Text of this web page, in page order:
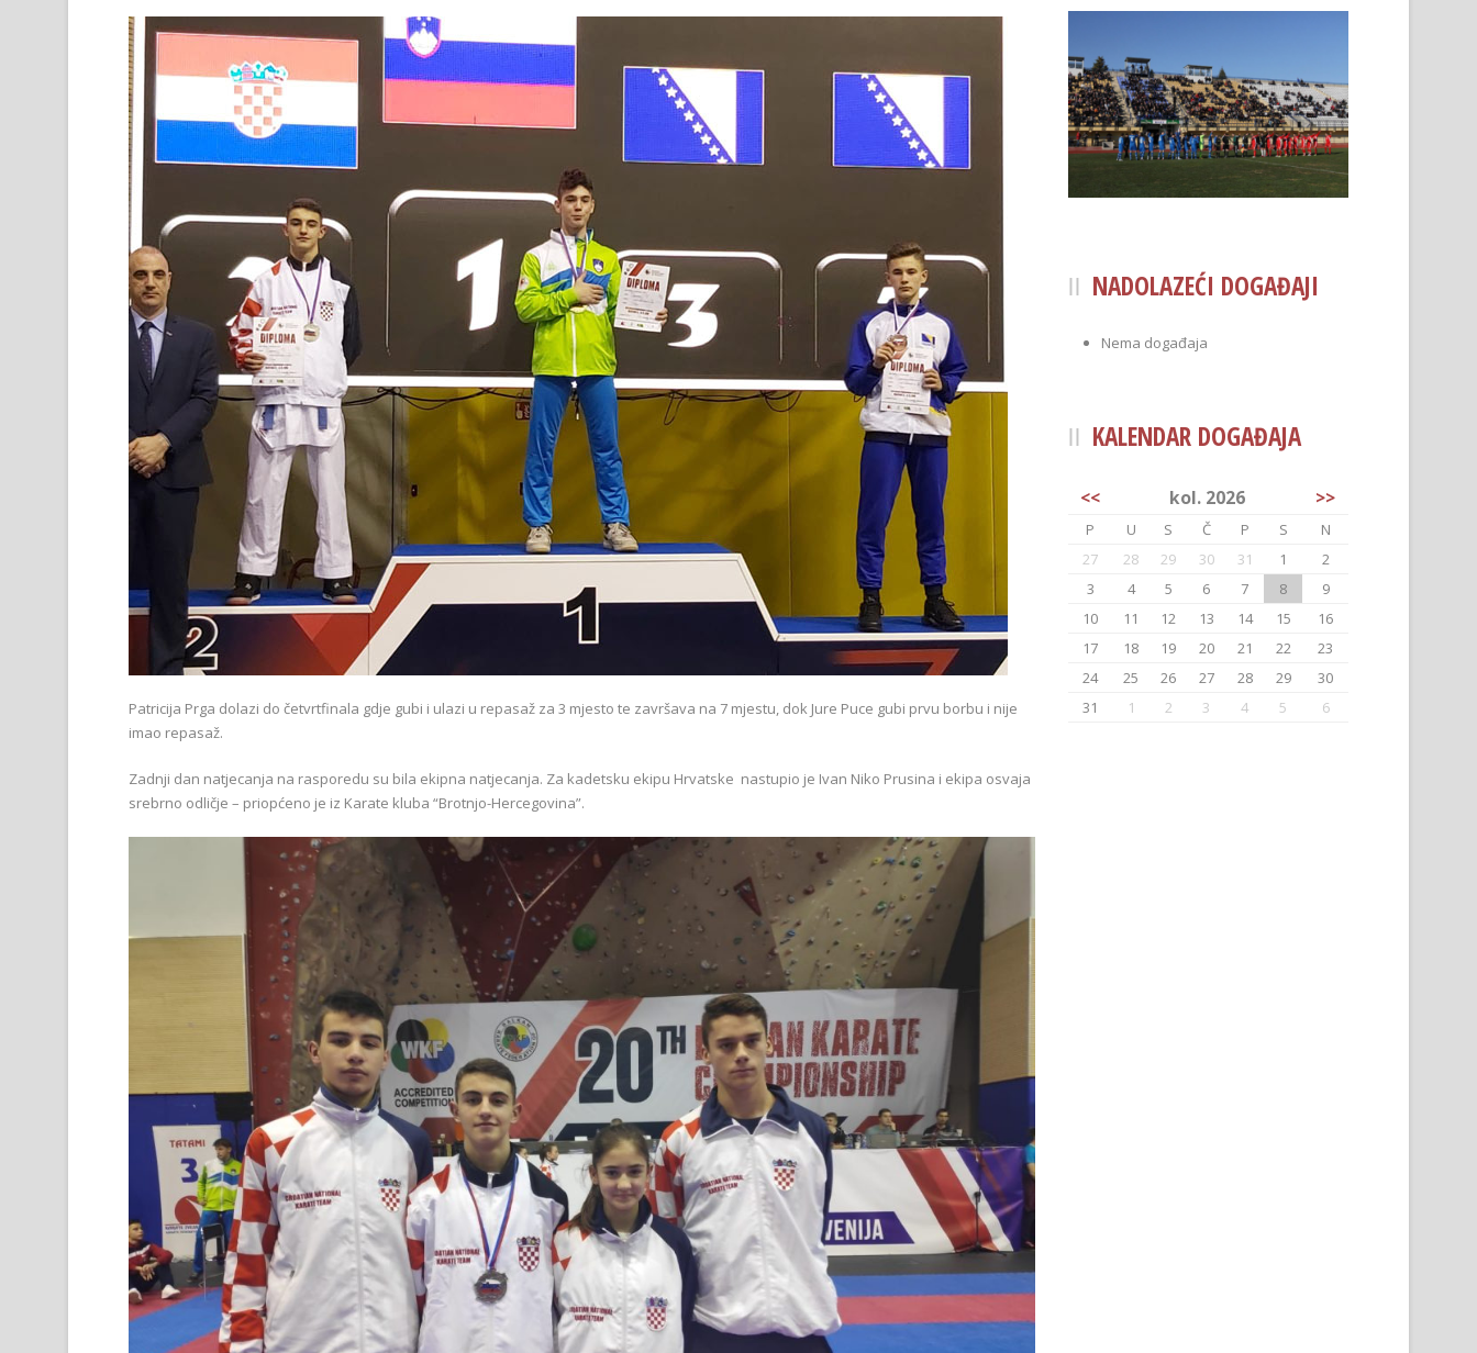
Patricija Prga dolazi do četvrtfinala gdje gubi i ulazi u repasaž za 3 mjesto te završava na 7 mjestu, dok Jure Puce gubi prvu borbu i nije
imao repasaž.
Zadnji dan natjecanja na rasporedu su bila ekipna natjecanja. Za kadetsku ekipu Hrvatske nastupio je Ivan Niko Prusina i ekipa osvaja
srebrno odličje – priopćeno je iz Karate kluba “Brotnjo-Hercegovina”.
NADOLAZEĆI DOGAĐAJI
Nema događaja
KALENDAR DOGAĐAJA
<< kol. 2026 >>
P U S Č P S
N
27
28 29 30 31 1
2
3
4 5 6 7 8
9
10
11 12 13 14 15
16
17
18 19 20 21 22
23
24
25 26 27 28 29
30
31
1 2 3 4 5 6